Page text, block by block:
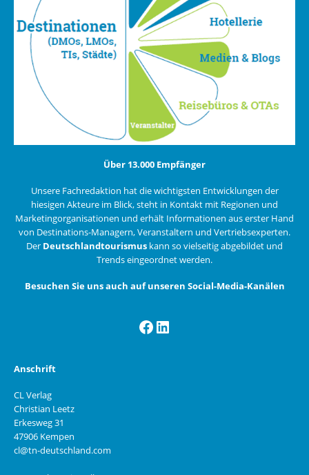
Über 13.000 Empfänger
Unsere Fachredaktion hat die wichtigsten Entwicklungen der
hiesigen Akteure im Blick, steht in Kontakt mit Regionen und
Marketingorganisationen und erhält Informationen aus erster Hand
von Destinations-Managern, Veranstaltern und Vertriebsexperten.
Der Deutschlandtourismus kann so vielseitig abgebildet und
Trends eingeordnet werden.
Besuchen Sie uns auch auf unseren Social-Media-Kanälen
Facebook
LinkedIn
Anschrift
CL Verlag
Christian Leetz
Erkesweg 31
47906 Kempen
cl@tn-deutschland.com